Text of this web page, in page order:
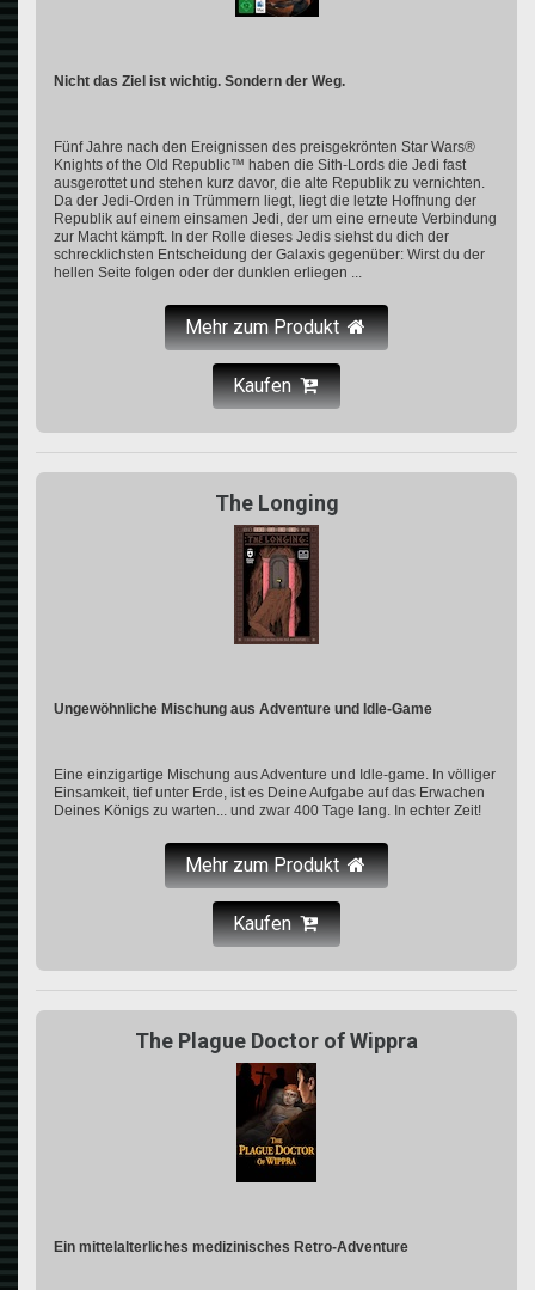
Nicht das Ziel ist wichtig. Sondern der Weg.
Fünf Jahre nach den Ereignissen des preisgekrönten Star Wars®
Knights of the Old Republic™ haben die Sith-Lords die Jedi fast
ausgerottet und stehen kurz davor, die alte Republik zu vernichten.
Da der Jedi-Orden in Trümmern liegt, liegt die letzte Hoffnung der
Republik auf einem einsamen Jedi, der um eine erneute Verbindung
zur Macht kämpft. In der Rolle dieses Jedis siehst du dich der
schrecklichsten Entscheidung der Galaxis gegenüber: Wirst du der
hellen Seite folgen oder der dunklen erliegen ...
Mehr zum Produkt
Kaufen
The Longing
Ungewöhnliche Mischung aus Adventure und Idle-Game
Eine einzigartige Mischung aus Adventure und Idle-game. In völliger
Einsamkeit, tief unter Erde, ist es Deine Aufgabe auf das Erwachen
Deines Königs zu warten... und zwar 400 Tage lang. In echter Zeit!
Mehr zum Produkt
Kaufen
The Plague Doctor of Wippra
Ein mittelalterliches medizinisches Retro-Adventure